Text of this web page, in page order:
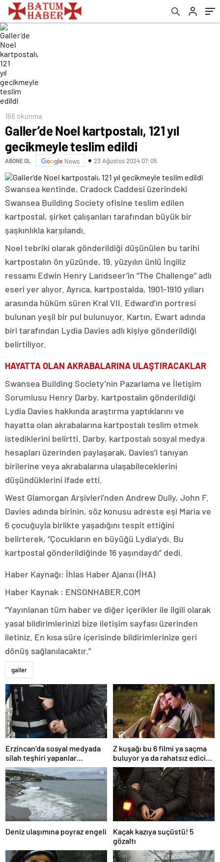
166 okunma
Galler’de Noel kartpostalı, 121 yıl
gecikmeyle teslim edildi
ABONE OL News 23 Ağustos 2024 07:05
Swansea kentinde, Cradock Caddesi üzerindeki
Swansea Building Society ofisine teslim edilen
kartpostal, şirket çalışanları tarafından büyük bir
şaşkınlıkla karşılandı.
Noel tebriki olarak gönderildiği düşünülen bu tarihi
kartpostalın ön yüzünde, 19. yüzyılın ünlü İngiliz
ressamı Edwin Henry Landseer’in “The Challenge” adlı
eseri yer alıyor. Ayrıca, kartpostalda, 1901-1910 yılları
arasında hüküm süren Kral VII. Edward’ın portresi
bulunan yeşil bir pul bulunuyor. Kartın, Ewart adında
biri tarafından Lydia Davies adlı kişiye gönderildiği
belirtiliyor.
HAYATTA OLAN AKRABALARINA ULAŞTIRACAKLAR
Swansea Building Society’nin Pazarlama ve İletişim
Sorumlusu Henry Darby, kartpostalın gönderildiği
Lydia Davies hakkında araştırma yaptıklarını ve
hayatta olan akrabalarına kartpostalı teslim etmek
istediklerini belirtti. Darby, kartpostalı sosyal medya
hesapları üzerinden paylaşarak, Davies’i tanıyan
birilerine veya akrabalarına ulaşabileceklerini
düşündüklerini ifade etti.
West Glamorgan Arşivleri’nden Andrew Dully, John F.
Davies adında birinin, söz konusu adreste eşi Maria ve
6 çocuğuyla birlikte yaşadığını tespit ettiğini
belirterek, “Çocukların en büyüğü Lydia’ydı. Bu
kartpostal gönderildiğinde 16 yaşındaydı” dedi.
Haber Kaynağı: İhlas Haber Ajansı (İHA)
Haber Kaynak : ENSONHABER.COM
“Yayınlanan tüm haber ve diğer içerikler ile ilgili olarak
yasal bildirimlerinizi bize iletişim sayfası üzerinden
iletiniz. En kısa süre içerisinde bildirimlerinize geri
dönüş sağlanılacaktır.”
galler
Erzincan’da sosyal medyada
silah teşhiri yapanlar
yakalandı
Z kuşağı bu 6 filmi ya saçma
buluyor ya da rahatsız edici
ve toksik!
Deniz ulaşımına poyraz engeli
Kaçak kazıya suçüstü! 5
gözaltı